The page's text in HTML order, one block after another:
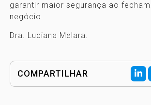
garantir maior segurança ao
negócio.
Dra. Luciana Melara.
COMPARTILHAR